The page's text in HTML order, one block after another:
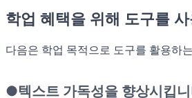
학업 혜택을 위해 도구를 사
다음은 학업 목적으로 도구를 활용하
●텍스트 가독성을 향상시킵